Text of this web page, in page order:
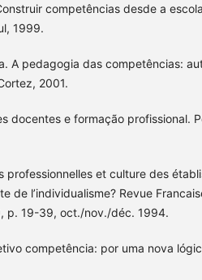
competências desde a
1999.
A pedagogia das competências:
2001.
docentes e formação profissional.
professionnelles et culture des
de l’individualisme? Revue
p. 19-39, oct./nov./déc. 1994.
competência: por uma nova